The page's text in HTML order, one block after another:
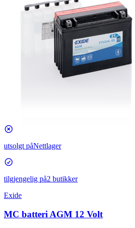
utsolgt påNettlager
tilgjengelig på2 butikker
Exide
MC batteri AGM 12 Volt